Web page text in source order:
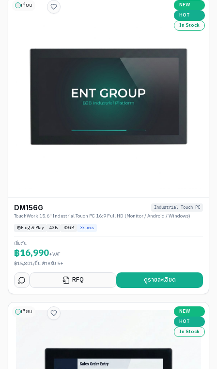
เทียบ
NEW
HOT
In Stock
DM156G Industrial Touch PC
TouchWork 15.6" Industrial Touch PC 16:9 Full HD (Monitor / Android / Windows)
Plug & Play 4GB 32GB 3specs
เริ่มต้น
฿16,990+VAT
฿15,801/ชิ้น สำหรับ 5+
RFQ ดูรายละเอียด
เทียบ
NEW
HOT
In Stock